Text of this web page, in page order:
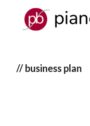
// business plan